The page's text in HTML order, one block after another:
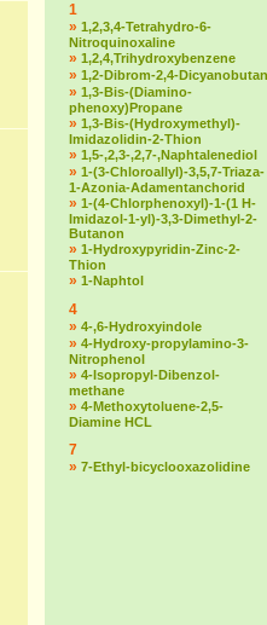
1
» 1,2,3,4-Tetrahydro-6-
Nitroquinoxaline
» 1,2,4,Trihydroxybenzene
» 1,2-Dibrom-2,4-Dicyanobutan
» 1,3-Bis-(Diamino-
phenoxy)Propane
» 1,3-Bis-(Hydroxymethyl)-
Imidazolidin-2-Thion
» 1,5-,2,3-,2,7-,Naphtalenediol
» 1-(3-Chloroallyl)-3,5,7-Triaza-
1-Azonia-Adamentanchorid
» 1-(4-Chlorphenoxyl)-1-(1 H-
Imidazol-1-yl)-3,3-Dimethyl-2-
Butanon
» 1-Hydroxypyridin-Zinc-2-
Thion
» 1-Naphtol
4
» 4-,6-Hydroxyindole
» 4-Hydroxy-propylamino-3-
Nitrophenol
» 4-Isopropyl-Dibenzol-
methane
» 4-Methoxytoluene-2,5-
Diamine HCL
7
» 7-Ethyl-bicyclooxazolidine